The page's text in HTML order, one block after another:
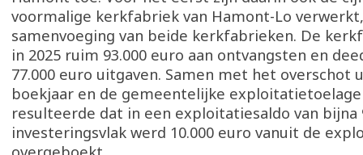
voormalige kerkfabriek van Hamont-Lo
samenvoeging van beide kerkfabrieken. De
in 2025 ruim 93.000 euro aan ontvangsten en
77.000 euro uitgaven. Samen met het overschot
boekjaar en de gemeentelijke exploitatietoelage
resulteerde dat in een exploitatiesaldo van bijna
investeringsvlak werd 10.000 euro vanuit de